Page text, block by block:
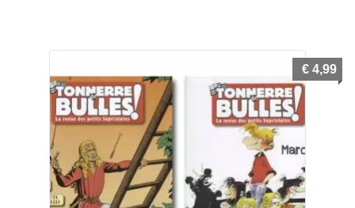
€ 4,99